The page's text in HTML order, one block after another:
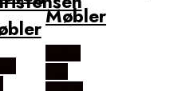
Møbler